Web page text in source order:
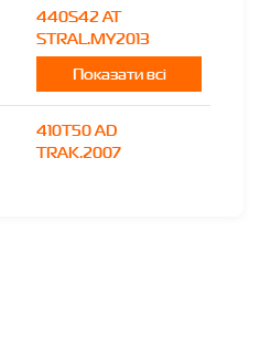
440S42 AT
STRAL.MY2013
Показати всі
410T50 AD
TRAK.2007